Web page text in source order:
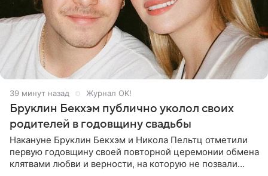
39 минут назад Журнал OK!
Бруклин Бекхэм публично уколол своих
родителей в годовщину свадьбы
Накануне Бруклин Бекхэм и Никола Пельтц отметили
первую годовщину своей повторной церемонии обмена
клятвами любви и верности, на которую не позвали